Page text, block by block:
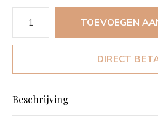
TOEVOEGEN
DIRECT
Beschrijving